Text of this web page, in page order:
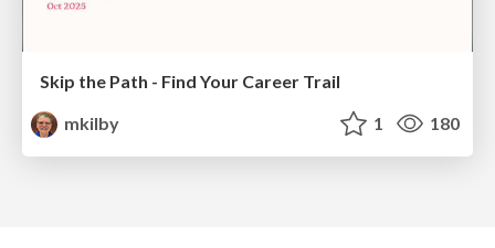
Skip the Path - Find Your Career Trail
mkilby
1 180